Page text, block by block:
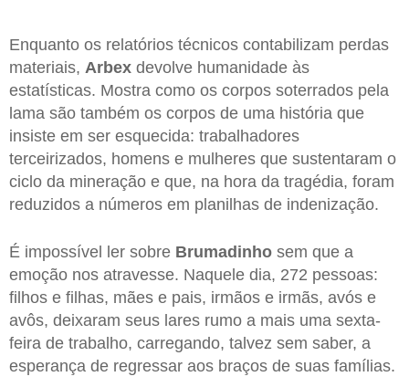
Enquanto os relatórios técnicos contabilizam perdas
materiais, Arbex devolve humanidade às
estatísticas. Mostra como os corpos soterrados pela
lama são também os corpos de uma história que
insiste em ser esquecida: trabalhadores
terceirizados, homens e mulheres que sustentaram o
ciclo da mineração e que, na hora da tragédia, foram
reduzidos a números em planilhas de indenização.
É impossível ler sobre Brumadinho sem que a
emoção nos atravesse. Naquele dia, 272 pessoas:
filhos e filhas, mães e pais, irmãos e irmãs, avós e
avôs, deixaram seus lares rumo a mais uma sexta-
feira de trabalho, carregando, talvez sem saber, a
esperança de regressar aos braços de suas famílias.